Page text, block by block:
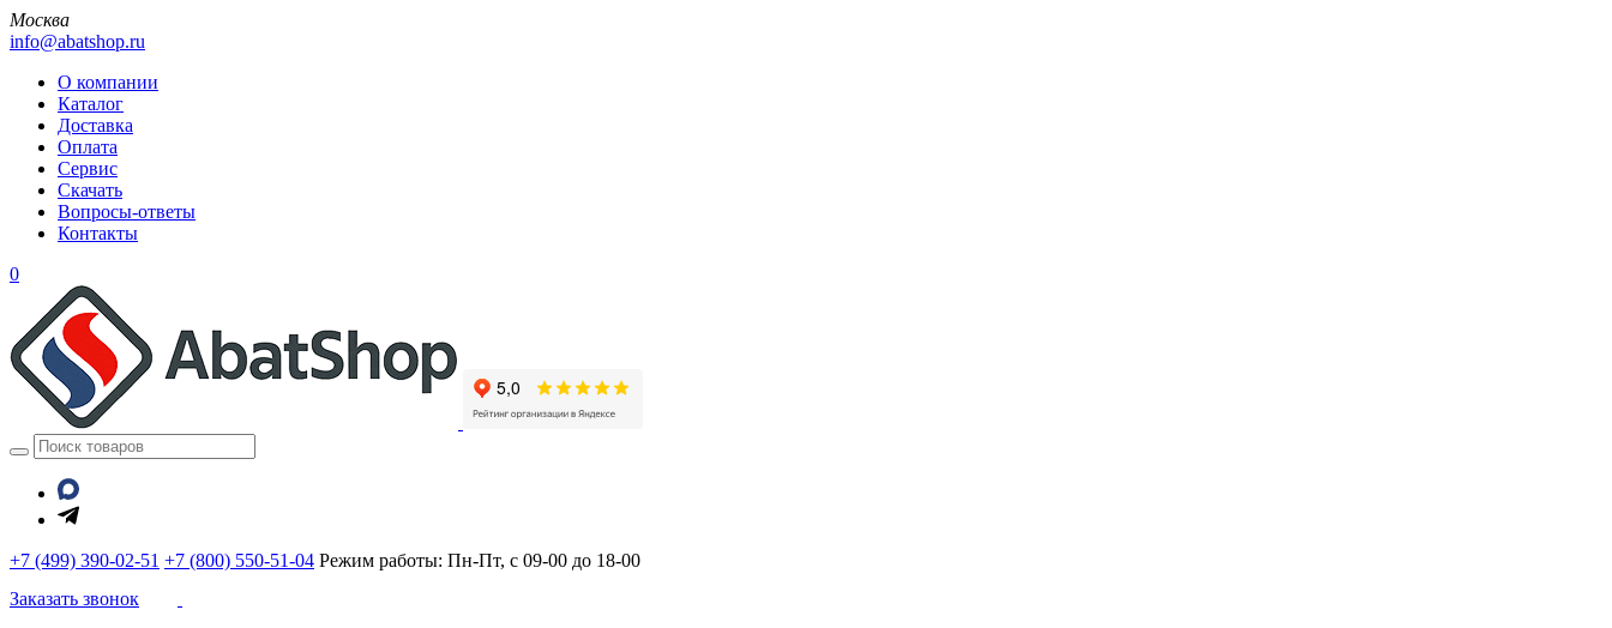
Москва
info@abatshop.ru
О компании
Каталог
Доставка
Оплата
Сервис
Скачать
Вопросы-ответы
Контакты
0
+7 (499) 390-02-51 +7 (800) 550-51-04 Режим работы: Пн-Пт, с 09-00 до 18-00
Заказать звонок